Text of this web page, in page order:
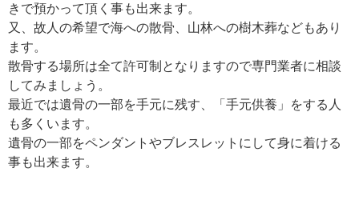
きで預かって頂く事も出来ます。
又、故人の希望で海への散骨、山林への樹木葬などもあり
ます。
散骨する場所は全て許可制となりますので専門業者に相談
してみましょう。
最近では遺骨の一部を手元に残す、「手元供養」をする人
も多くいます。
遺骨の一部をペンダントやブレスレットにして身に着ける
事も出来ます。